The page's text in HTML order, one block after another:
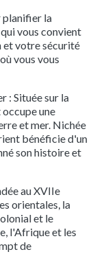
planifier la
vous convient
et votre sécurité
vous vous
: Située sur la
une
et mer. Nichée
bénéficie d'un
son histoire et
au XVIIe
orientales, la
et le
l'Afrique et les
de